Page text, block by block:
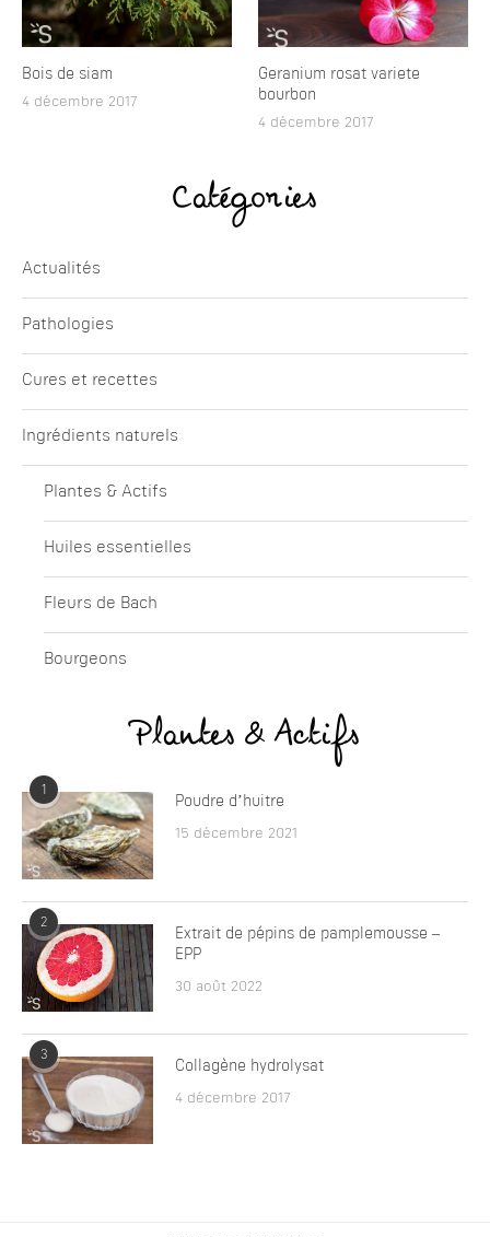
Bois de siam
4 décembre 2017
Geranium rosat variete
bourbon
4 décembre 2017
Catégories
Actualités
Pathologies
Cures et recettes
Ingrédients naturels
Plantes & Actifs
Huiles essentielles
Fleurs de Bach
Bourgeons
Plantes & Actifs
1
Poudre d’huitre
15 décembre 2021
2
Extrait de pépins de pamplemousse –
EPP
30 août 2022
3
Collagène hydrolysat
4 décembre 2017